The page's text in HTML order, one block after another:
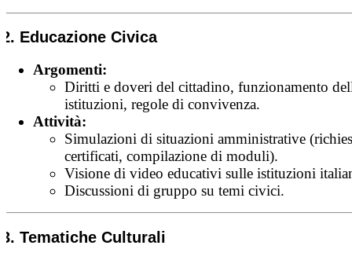
2. Educazione Civica
Argomenti:
Diritti e doveri del cittadino, funzionamento
istituzioni, regole di convivenza.
Attività:
Simulazioni di situazioni amministrative
certificati, compilazione di moduli).
Visione di video educativi sulle istituzioni
Discussioni di gruppo su temi civici.
3. Tematiche Culturali